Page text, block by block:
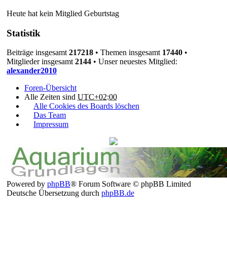
Heute hat kein Mitglied Geburtstag
Statistik
Beiträge insgesamt 217218 • Themen insgesamt 17440 •
Mitglieder insgesamt 2144 • Unser neuestes Mitglied:
alexander2010
Foren-Übersicht
Alle Zeiten sind UTC+02:00
Alle Cookies des Boards löschen
Das Team
Impressum
Powered by phpBB® Forum Software © phpBB Limited
Deutsche Übersetzung durch phpBB.de